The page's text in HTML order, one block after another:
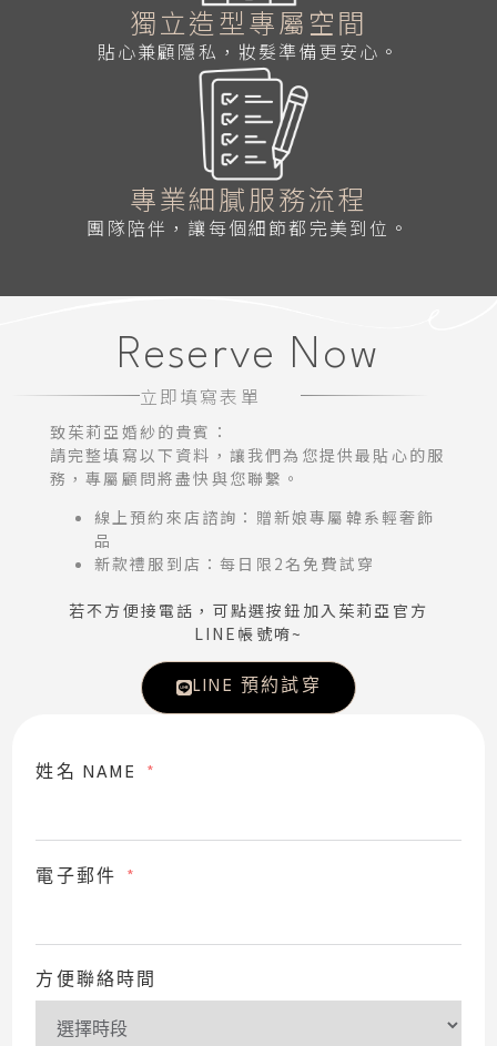
獨立造型專屬空間
貼心兼顧隱私，妝髮準備更安心。
專業細膩服務流程
團隊陪伴，讓每個細節都完美到位。
Reserve Now
立即填寫表單
致茱莉亞婚紗的貴賓：
請完整填寫以下資料，讓我們為您提供最貼心的服
務，專屬顧問將盡快與您聯繫。
線上預約來店諮詢：贈新娘專屬韓系輕奢飾
品
新款禮服到店：每日限2名免費試穿
若不方便接電話，可點選按鈕加入茱莉亞官方
LINE帳號唷~
LINE 預約試穿
姓名 NAME
電子郵件
方便聯絡時間